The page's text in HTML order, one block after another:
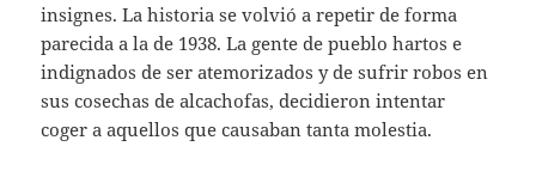
insignes. La historia se volvió a repetir de forma
parecida a la de 1938. La gente de pueblo hartos e
indignados de ser atemorizados y de sufrir robos en
sus cosechas de alcachofas, decidieron intentar
coger a aquellos que causaban tanta molestia.